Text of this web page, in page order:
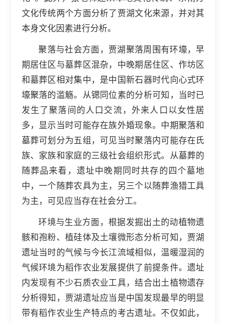
文化传统两个方面分析了贾湖文化来源，并对其
本身文化因素进行分析。
聚落与社会方面，贾湖聚落周围有环壕，早
期居住区与墓葬区混杂，中晚期居住区、作坊区
和墓葬区相对集中，是中国新石器时代向心式环
壕聚落的滥觞。从锶同位素的分析可知，当时已
发生了聚落间的人口交流，外来人口以女性居
多，显示当时可能存在族外婚现象。中期聚落和
墓葬可划分为五组，可见当时聚落内可能存在氏
族、家族和家庭的三级社会组织形式。从墓葬的
随葬品来看，遗址中晚期同时共存的四个墓地
中，一个随葬农具为主，另三个以随葬渔猎工具
为主，可见应当存在社会分工。
环境与生业方面，根据发掘出土的动植物遗
骸和孢粉、植硅体及土壤微形态分析可知，贾湖
遗址当时的气候与今长江流域相似，温暖湿润的
气候环境为稻作农业发展提供了前提条件。遗址
内发现有不少石质农业工具，结合出土植物遗存
分析得知，贾湖遗址应当是中国发现最早的明显
带有稻作农业生产特点的考古遗址。不仅如此，